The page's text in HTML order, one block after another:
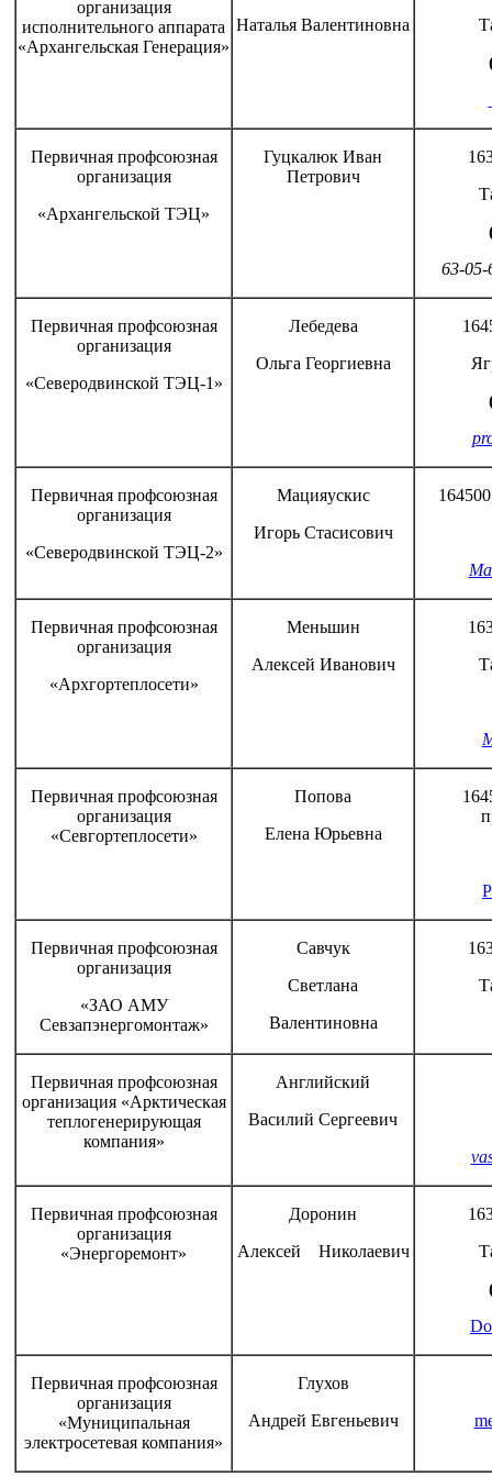
организация
исполнительного аппарата
«Архангельская Генерация»
Наталья Валентиновна
Первичная профсоюзная
организация
«Архангельской ТЭЦ»
Гуцкалюк Иван
Петрович
63-05-
Первичная профсоюзная
организация
«Северодвинской ТЭЦ-1»
Лебедева
Ольга Георгиевна
Первичная профсоюзная
организация
«Северодвинской ТЭЦ-2»
Мацияускис
Игорь Стасисович
Первичная профсоюзная
организация
«Архгортеплосети»
Меньшин
Алексей Иванович
Первичная профсоюзная
организация
«Севгортеплосети»
Попова
Елена Юрьевна
Первичная профсоюзная
организация
«ЗАО АМУ
Севзапэнергомонтаж»
Савчук
Светлана
Валентиновна
Первичная профсоюзная
организация «Арктическая
теплогенерирующая
компания»
Английский
Василий Сергеевич
Первичная профсоюзная
организация
«Энергоремонт»
Доронин
Алексей Николаевич
Первичная профсоюзная
организация
«Муниципальная
электросетевая компания»
Глухов
Андрей Евгеньевич